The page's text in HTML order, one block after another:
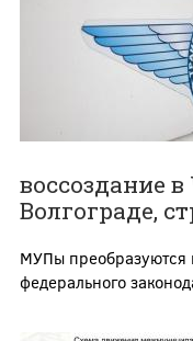
воссоздание
Волгограде,
МУПы преобразуются
федерального